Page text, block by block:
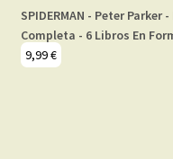
SPIDERMAN - Peter Parker
Completa - 6 Libros En
9,99€